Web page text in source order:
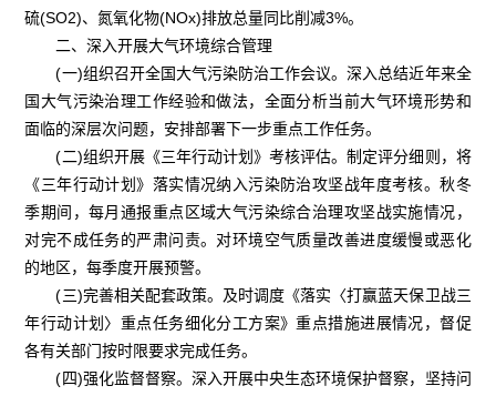
硫(SO2)、氮氧化物(NOx)排放总量同比削减3%。
二、深入开展大气环境综合管理
(一)组织召开全国大气污染防治工作会议。深入总结近年来全
国大气污染治理工作经验和做法，全面分析当前大气环境形势和
面临的深层次问题，安排部署下一步重点工作任务。
(二)组织开展《三年行动计划》考核评估。制定评分细则，将
《三年行动计划》落实情况纳入污染防治攻坚战年度考核。秋冬
季期间，每月通报重点区域大气污染综合治理攻坚战实施情况，
对完不成任务的严肃问责。对环境空气质量改善进度缓慢或恶化
的地区，每季度开展预警。
(三)完善相关配套政策。及时调度《落实〈打赢蓝天保卫战三
年行动计划〉重点任务细化分工方案》重点措施进展情况，督促
各有关部门按时限要求完成任务。
(四)强化监督督察。深入开展中央生态环境保护督察，坚持问